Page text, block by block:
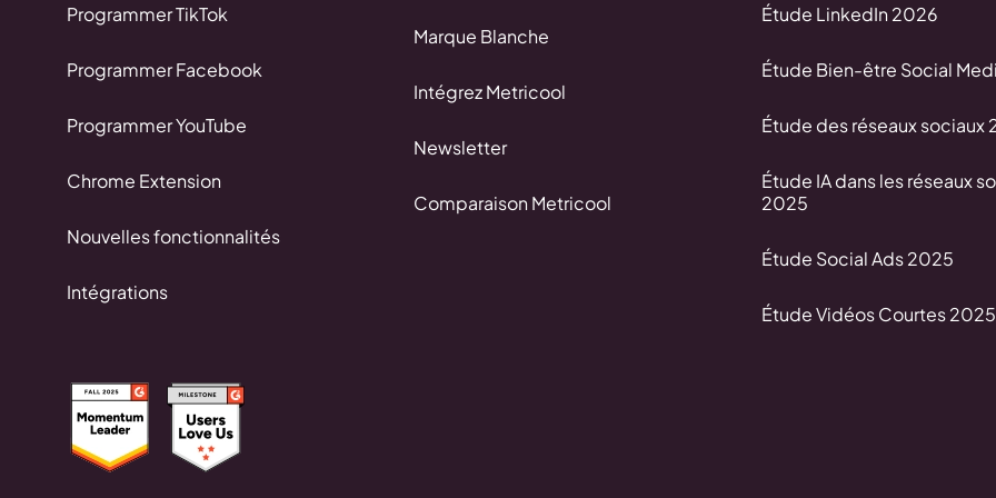
Programmer TikTok
Programmer Facebook
Programmer YouTube
Chrome Extension
Nouvelles fonctionnalités
Intégrations
Marque Blanche
Intégrez Metricool
Newsletter
Comparaison Metricool
Étude LinkedIn 2026
Étude Bien-être Social
Étude des réseaux sociaux
Étude IA dans les réseaux
2025
Étude Social Ads 2025
Étude Vidéos Courtes 2025